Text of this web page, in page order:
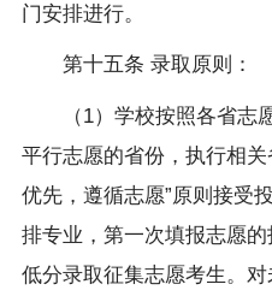
门安排进行。
第十五条 录取原则：
（1）学校按照各省志
平行志愿的省份，执行相
优先，遵循志愿”原则接受
排专业，第一次填报志愿
低分录取征集志愿考生。